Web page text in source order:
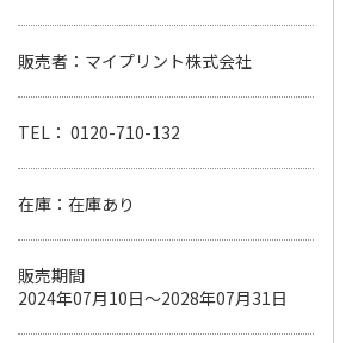
ペット線香 虹のか
なた フルーティフ
ローラルの香り
販売者：マイプリント株式会社
TEL： 0120-710-132
在庫：在庫あり
販売期間
2024年07月10日～2028年07月31日